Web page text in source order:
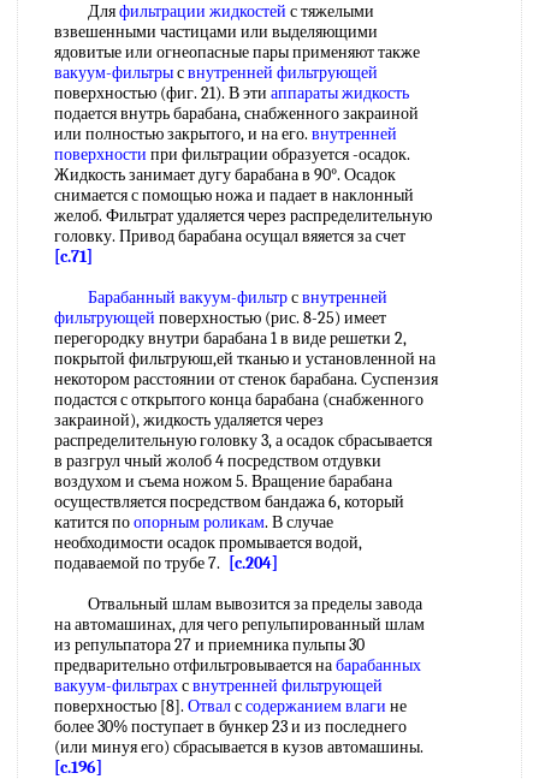
Дляфильтрации жидкостей с тяжелыми
взвешенными частицами или выделяющими
ядовитые или огнеопасные пары применяют также
вакуум-фильтрысвнутренней фильтрующей
поверхностью (фиг. 21). В эти аппараты жидкость
подается внутрь барабана, снабженного закраиной
или полностью закрытого, и на его. внутренней
поверхности при фильтрации образуется -осадок.
Жидкость занимает дугу барабана в 90°. Осадок
снимается с помощью ножа и падает в наклонный
желоб. Фильтрат удаляется через распределительную
головку. Привод барабана осущал вяяется за счет
[c.71]
Барабанный вакуум-фильтрсвнутренней
фильтрующей поверхностью (рис. 8-25) имеет
перегородку внутри барабана 1 в виде решетки 2,
покрытой фильтруюш,ей тканью и установленной на
некотором расстоянии от стенок барабана. Суспензия
подастся с открытого конца барабана (снабженного
закраиной), жидкость удаляется через
распределительную головку 3, а осадок сбрасывается
в разгрул чный жолоб 4 посредством отдувки
воздухом и съема ножом 5. Вращение барабана
осуществляется посредством бандажа 6, который
катится поопорным роликам. В случае
необходимости осадок промывается водой,
подаваемой по трубе 7.
[c.204]
Отвальный шлам вывозится за пределы завода
на автомашинах, для чего репульпированный шлам
из репульпатора 27 и приемника пульпы 30
предварительно отфильтровывается набарабанных
вакуум-фильтрахсвнутренней фильтрующей
поверхностью [8]. Отвалссодержанием влаги не
более 30% поступает в бункер 23 и из последнего
(или минуя его) сбрасывается в кузов автомашины.
[c.196]